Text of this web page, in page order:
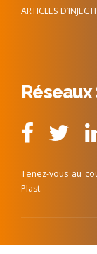
ARTICLES
Tenez-vous au
Plast.